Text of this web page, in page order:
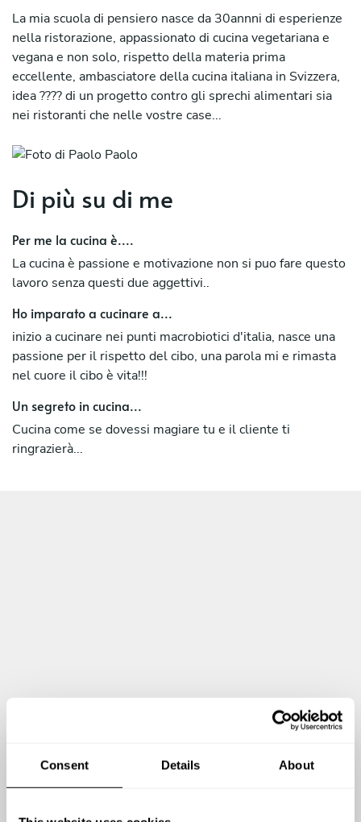
Consent Details About
La mia scuola di pensiero nasce da 30annni di esperienze
nella ristorazione, appassionato di cucina vegetariana e
vegana e non solo, rispetto della materia prima
eccellente, ambasciatore della cucina italiana in Svizzera,
idea ???? di un progetto contro gli sprechi alimentari sia
nei ristoranti che nelle vostre case...
Di più su di me
Per me la cucina è....
La cucina è passione e motivazione non si puo fare questo
lavoro senza questi due aggettivi..
Ho imparato a cucinare a...
inizio a cucinare nei punti macrobiotici d'italia, nasce una
passione per il rispetto del cibo, una parola mi e rimasta
nel cuore il cibo è vita!!!
Un segreto in cucina...
Cucina come se dovessi magiare tu e il cliente ti
ringrazierà...